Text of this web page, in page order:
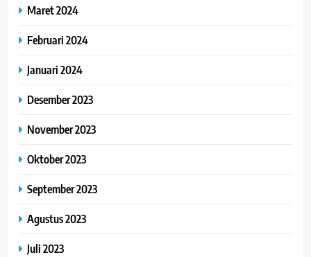
Maret 2024
Februari 2024
Januari 2024
Desember 2023
November 2023
Oktober 2023
September 2023
Agustus 2023
Juli 2023